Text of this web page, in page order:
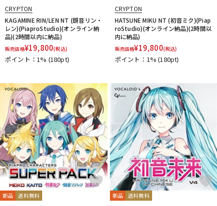
CRYPTON
KAGAMINE RIN/LEN NT (鏡音リン・
レン)(PiaproStudio)(オンライン納
品)(2時間以内に納品)
販売価格¥19,800(税込)
ポイント：1% (180pt)
CRYPTON
HATSUNE MIKU NT (初音ミク)(Piap
roStudio)(オンライン納品)(2時間以
内に納品)
販売価格¥19,800(税込)
ポイント：1%(180pt)
新品 送料無料 新品 送料無料